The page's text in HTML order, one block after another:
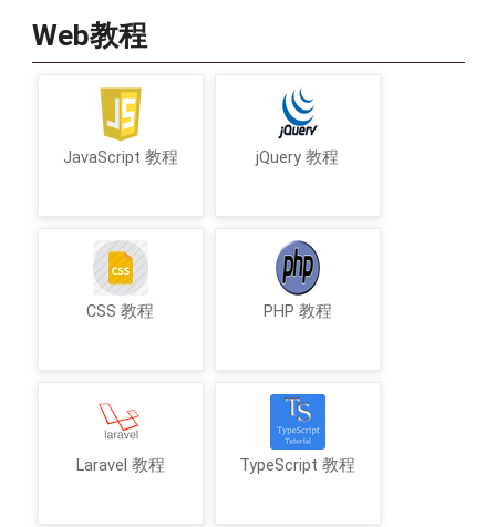
Web教程
JavaScript 教程 jQuery 教程
CSS 教程 PHP 教程
Laravel 教程 TypeScript 教程